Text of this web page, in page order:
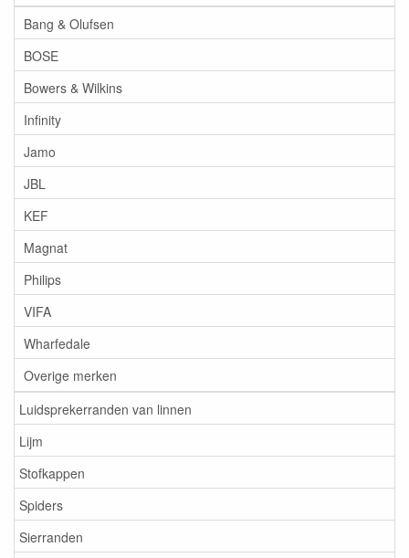
Bang & Olufsen
BOSE
Bowers & Wilkins
Infinity
Jamo
JBL
KEF
Magnat
Philips
VIFA
Wharfedale
Overige merken
Luidsprekerranden van linnen
Lijm
Stofkappen
Spiders
Sierranden